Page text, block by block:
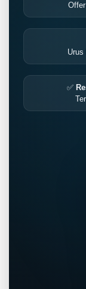
Urus
✅